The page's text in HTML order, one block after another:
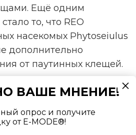
Ещё одним
то, что REO
насекомых Phytoseiulus
дополнительно
от паутинных клещей.
что применение эфирного
пестицидов на
заменить их во
ВАШЕ МНЕНИЕ!
опрос и получите
от E-MODE®!